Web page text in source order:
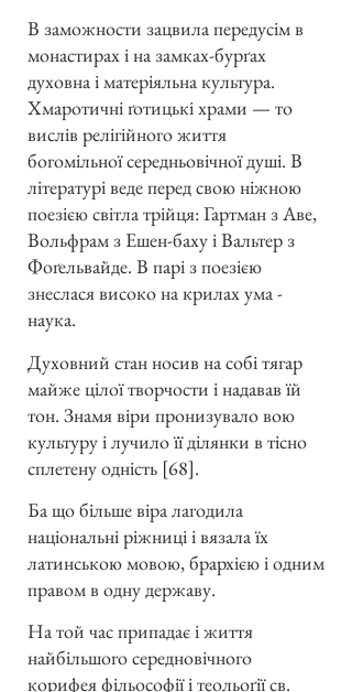
В заможности зацвила передусім в
монастирах і на замках-бурґах
духовна і матеріяльна культура.
Хмаротичні ґотицькі храми — то
вислів релігійного життя
богомільної середньовічної душі. В
літературі веде перед свою ніжною
поезією світла трійця: Гартман з Аве,
Вольфрам з Ешен-баху і Вальтер з
Фоґельвайде. В парі з поезією
знеслася високо на крилах ума -
наука.
Духовний стан носив на собі тягар
майже цілої творчости і надавав їй
тон. Знамя віри пронизувало вою
культуру і лучило її ділянки в тісно
сплетену одність [68].
Ба що більше віра лагодила
національні ріжниці і вязала їх
латинською мовою, брархією і одним
правом в одну державу.
На той час припадає і життя
найбільшого середновічного
корифея фільософії і теольоґії св.